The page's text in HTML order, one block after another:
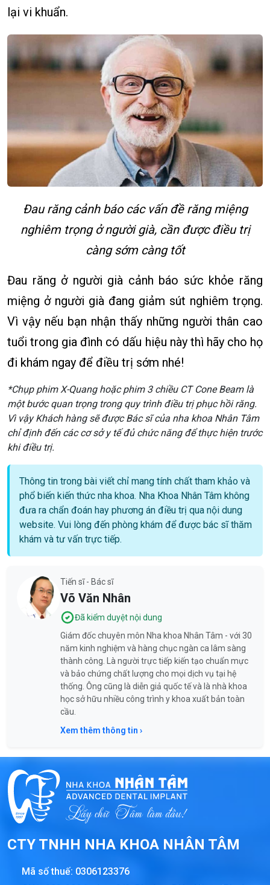
lại vi khuẩn.
Đau răng cảnh báo các vấn đề răng miệng
nghiêm trọng ở người già, cần được điều trị
càng sớm càng tốt
Đau răng ở người già cảnh báo sức khỏe răng
miệng ở người già đang giảm sút nghiêm trọng.
Vì vậy nếu bạn nhận thấy những người thân cao
tuổi trong gia đình có dấu hiệu này thì hãy cho họ
đi khám ngay để điều trị sớm nhé!
*Chụp phim X-Quang hoặc phim 3 chiều CT Cone Beam là
một bước quan trọng trong quy trình điều trị phục hồi răng.
Vì vậy Khách hàng sẽ được Bác sĩ của nha khoa Nhân Tâm
chỉ định đến các cơ sở y tế đủ chức năng để thực hiện trước
khi điều trị.
Thông tin trong bài viết chỉ mang tính chất tham khảo và
phổ biến kiến thức nha khoa. Nha Khoa Nhân Tâm không
đưa ra chẩn đoán hay phương án điều trị qua nội dung
website. Vui lòng đến phòng khám để được bác sĩ thăm
khám và tư vấn trực tiếp.
Tiến sĩ - Bác sĩ
Võ Văn Nhân
Đã kiểm duyệt nội dung
Giám đốc chuyên môn Nha khoa Nhân Tâm - với 30
năm kinh nghiệm và hàng chục ngàn ca lâm sàng
thành công. Là người trực tiếp kiến tạo chuẩn mực
và bảo chứng chất lượng cho mọi dịch vụ tại hệ
thống. Ông cũng là diễn giả quốc tế và là nhà khoa
học sở hữu nhiều công trình y khoa xuất bản toàn
cầu.
Xem thêm thông tin ›
CTY TNHH NHA KHOA NHÂN TÂM
Mã số thuế: 0306123376